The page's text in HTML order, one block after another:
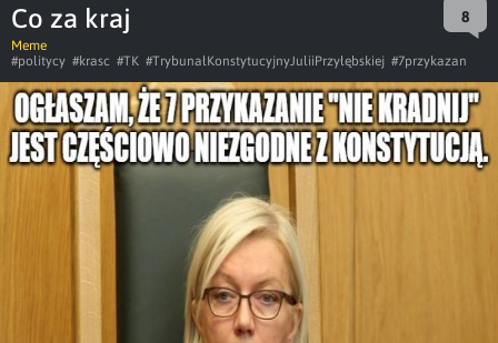
Co za kraj 8
Meme
#politycy #krasc #TK #TrybunałKonstytucyjnyJuliiPrzyłębskiej #7przykazan